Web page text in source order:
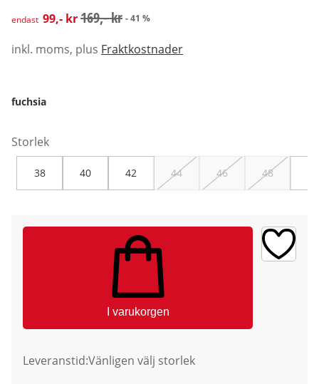
rabatterat pris: 99,- kr, tidigare pris: 169,- kr
endast 99,- kr169,- kr - 41 %
inkl. moms, plus Fraktkostnader
fuchsia
Storlek
38 40 42 44 46 48
I varukorgen
Leveranstid:Vänligen välj storlek